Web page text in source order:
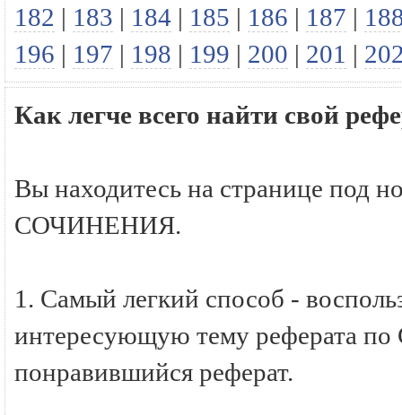
182 | 183 | 184 | 185 | 186 | 187 |
196 | 197 | 198 | 199 | 200 | 201 |
Как легче всего найти свой
Вы находитесь на странице под
СОЧИНЕНИЯ.
1. Самый легкий способ -
интересующую тему реферата
понравившийся реферат.